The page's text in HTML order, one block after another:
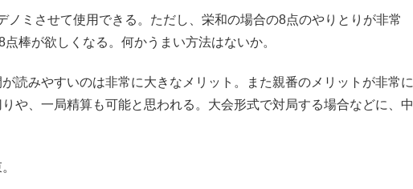
ノミさせて使用できる。ただし、栄和の場合の8点のやりとりが非常
棒が欲しくなる。何かうまい方法はないか。
読みやすいのは非常に大きなメリット。また親番のメリットが非常に
や、一局精算も可能と思われる。大会形式で対局する場合などに、中